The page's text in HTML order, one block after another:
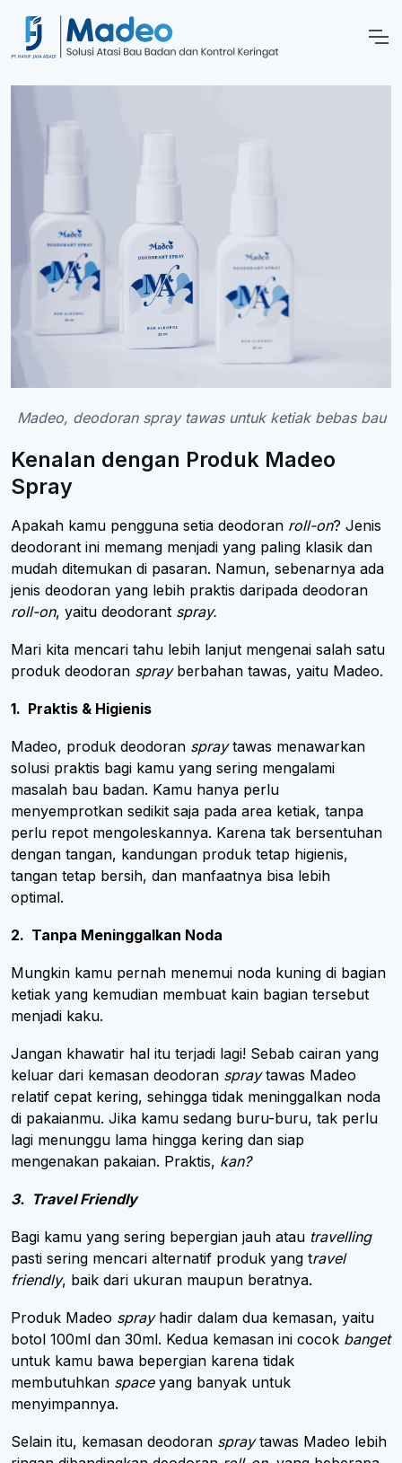
Madeo, deodoran spray tawas untuk ketiak bebas bau
Kenalan dengan Produk Madeo
Spray
Apakah kamu pengguna setia deodoran roll-on? Jenis
deodorant ini memang menjadi yang paling klasik dan
mudah ditemukan di pasaran. Namun, sebenarnya ada
jenis deodoran yang lebih praktis daripada deodoran
roll-on, yaitu deodorant spray.
Mari kita mencari tahu lebih lanjut mengenai salah satu
produk deodoran sprayberbahan tawas, yaitu Madeo.
1. Praktis & Higienis
Madeo, produk deodoran spraytawas menawarkan
solusi praktis bagi kamu yang sering mengalami
masalah bau badan. Kamu hanya perlu
menyemprotkan sedikit saja pada area ketiak, tanpa
perlu repot mengoleskannya. Karena tak bersentuhan
dengan tangan, kandungan produk tetap higienis,
tangan tetap bersih, dan manfaatnya bisa lebih
optimal.
2. Tanpa Meninggalkan Noda
Mungkin kamu pernah menemui noda kuning di bagian
ketiak yang kemudian membuat kain bagian tersebut
menjadi kaku.
Jangan khawatir hal itu terjadi lagi! Sebab cairan yang
keluar dari kemasan deodoran spraytawas Madeo
relatif cepat kering, sehingga tidak meninggalkan noda
di pakaianmu. Jika kamu sedang buru-buru, tak perlu
lagi menunggu lama hingga kering dan siap
mengenakan pakaian. Praktis, kan?
3. Travel Friendly
Bagi kamu yang sering bepergian jauh atau travelling
pasti sering mencari alternatif produk yang travel
friendly, baik dari ukuran maupun beratnya.
Produk Madeo sprayhadir dalam dua kemasan, yaitu
botol 100ml dan 30ml. Kedua kemasan ini cocok banget
untuk kamu bawa bepergian karena tidak
membutuhkan space yang banyak untuk
menyimpannya.
Selain itu, kemasan deodoran spraytawas Madeo lebih